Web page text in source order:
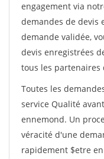
engagement via
demandes de devis
demande validée,
devis enregistrées
tous les partenaires
Toutes les
service Qualité
ennemond. Un
véracité d'une
rapidement $etre